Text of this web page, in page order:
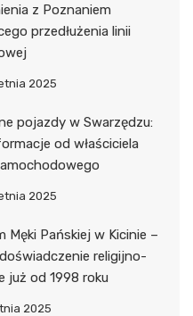
z Poznaniem
przedłużenia linii
2025
pojazdy w Swarzędzu:
od właściciela
2025
Męki Pańskiej w Kicinie –
religijno-
już od 1998 roku
2025